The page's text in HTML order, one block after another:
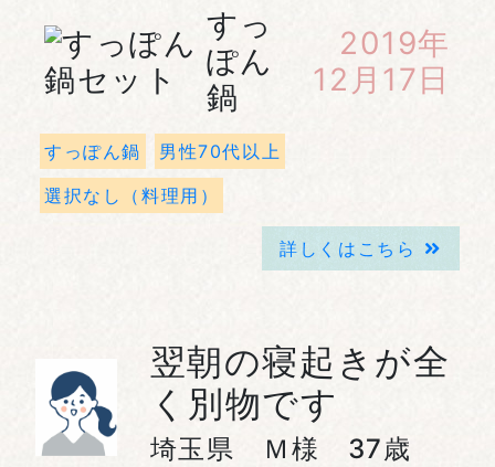
すっ
ぽん
鍋
2019年
12月17日
すっぽん鍋
男性70代以上
選択なし（料理用）
詳しくはこちら
翌朝の寝起きが全
く別物です
埼玉県 Ｍ様 37歳